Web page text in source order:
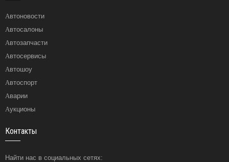
Автоновости
Автосалоны
Автозапчасти
Автосервисы
Автошоу
Автоспорт
Аварии
Аукционы
Контакты
Найти нас в социальных сетях: